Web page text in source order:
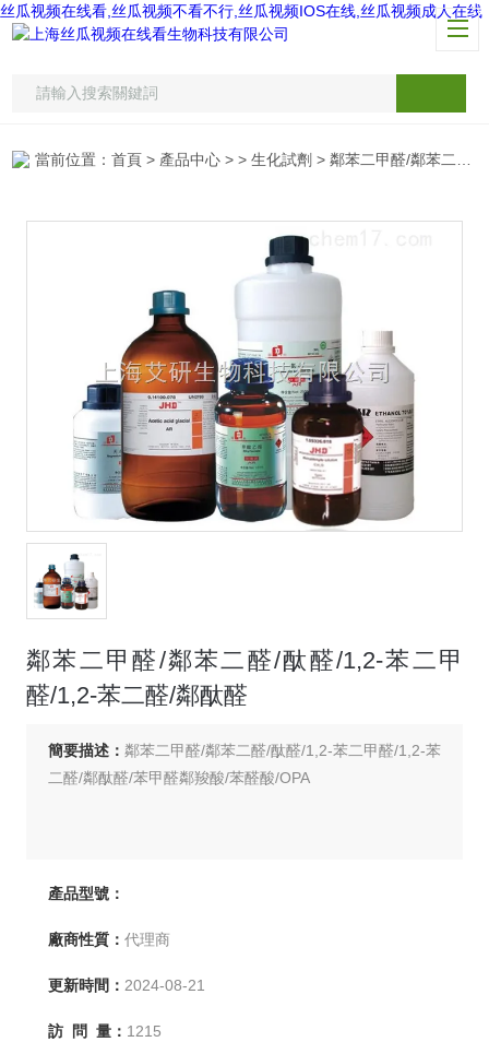
丝瓜视频在线看,丝瓜视频不看不行,丝瓜视频IOS在线,丝瓜视频成人在线
當前位置：首頁 > 產品中心 > >生化試劑 > 鄰苯二甲醛/鄰苯二醛/酞醛/1,2-苯二甲醛/1,2-苯二醛/鄰酞醛
鄰苯二甲醛/鄰苯二醛/酞醛/1,2-苯二甲
醛/1,2-苯二醛/鄰酞醛
簡要描述： 鄰苯二甲醛/鄰苯二醛/酞醛/1,2-苯二甲醛/1,2-苯
二醛/鄰酞醛/苯甲醛鄰羧酸/苯醛酸/OPA
產品型號：
廠商性質： 代理商
更新時間： 2024-08-21
訪 問 量： 1215